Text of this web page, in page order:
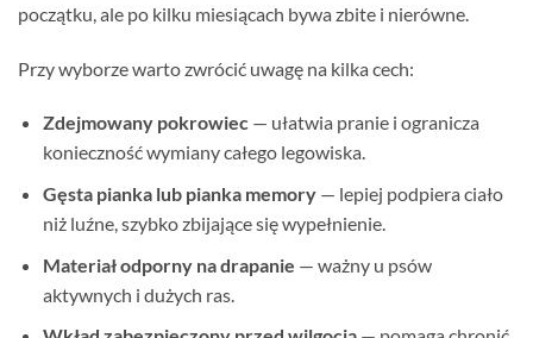
początku, ale po kilku miesiącach bywa zbite i nierówne.
Przy wyborze warto zwrócić uwagę na kilka cech:
Zdejmowany pokrowiec— ułatwia pranie i ogranicza
konieczność wymiany całego legowiska.
Gęsta pianka lub pianka memory— lepiej podpiera ciało
niż luźne, szybko zbijające się wypełnienie.
Materiał odporny na drapanie — ważny u psów
aktywnych i dużych ras.